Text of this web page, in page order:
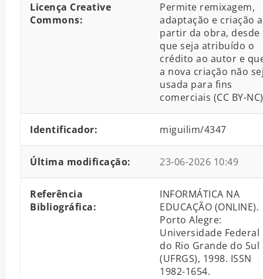
Licença Creative
Commons:
Permite remixagem,
adaptação e criação a
partir da obra, desde
que seja atribuído o
crédito ao autor e
a nova criação não
usada para fins
comerciais (CC BY-NC)
Identificador: miguilim/4347
Última modificação: 23-06-2026 10:49
Referência
Bibliográfica:
INFORMÁTICA NA
EDUCAÇÃO (ONLINE).
Porto Alegre:
Universidade Federal
do Rio Grande do Sul
(UFRGS), 1998. ISSN
1982-1654.